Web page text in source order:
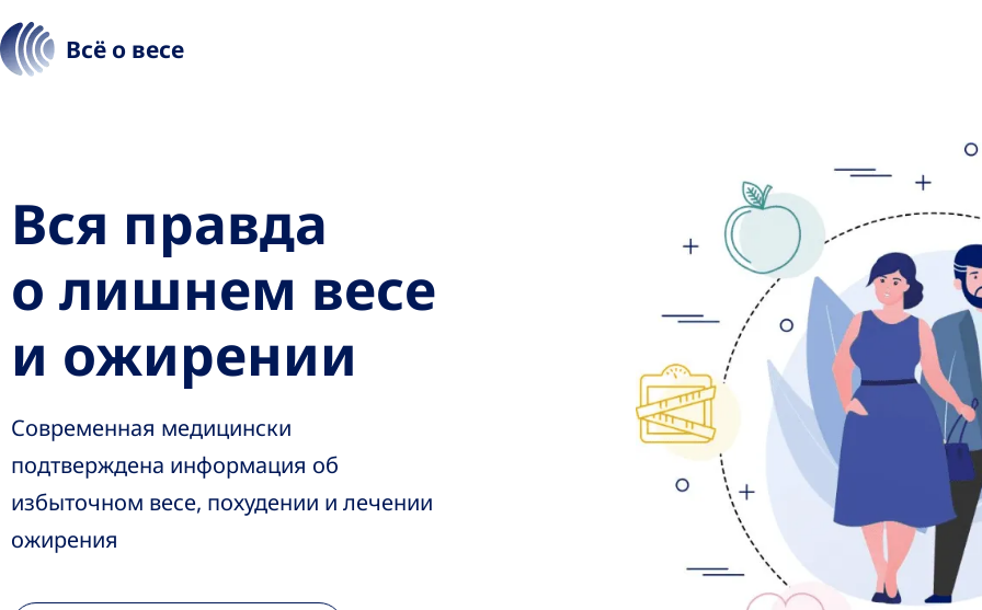
Всё о весе
Вся правда
о лишнем весе
и ожирении
Современная медицински
подтверждена информация об
избыточном весе, похудении и лечении
ожирения